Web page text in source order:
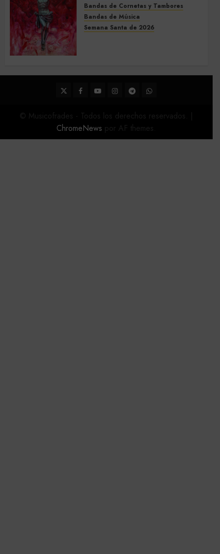
Bandas de Cornetas y Tambores
Bandas de Música
Semana Santa de 2026
22 DE FEBRERO DE 2026
0
TwitterFacebook
YoutubeInstagram
TelegramWhatsApp
ChromeNews